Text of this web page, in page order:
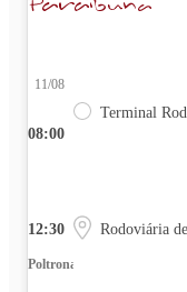
08:00
11/08
Terminal
12:30 Rodoviária
Poltrona